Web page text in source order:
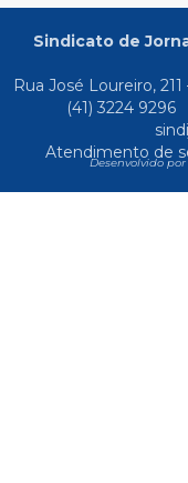
Sindicato de
Rua José Loureiro,
(41) 3224 9296
Atendimento de
Desenvolvido